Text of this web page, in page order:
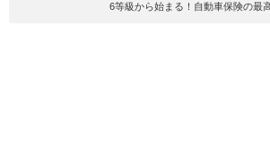
6等級から始まる！自動車保険の最